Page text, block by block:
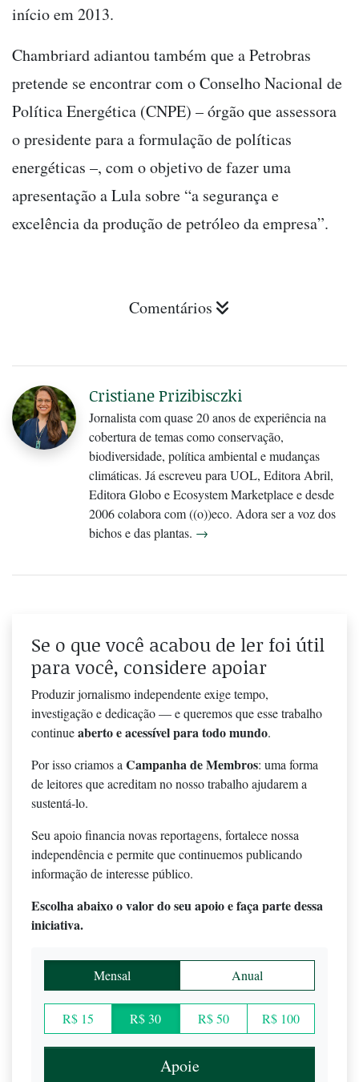
início em 2013.
Chambriard adiantou também que a Petrobras
pretende se encontrar com o Conselho Nacional de
Política Energética (CNPE) – órgão que assessora
o presidente para a formulação de políticas
energéticas –, com o objetivo de fazer uma
apresentação a Lula sobre “a segurança e
excelência da produção de petróleo da empresa”.
Comentários
Cristiane Prizibisczki
Jornalista com quase 20 anos de experiência na
cobertura de temas como conservação,
biodiversidade, política ambiental e mudanças
climáticas. Já escreveu para UOL, Editora Abril,
Editora Globo e Ecosystem Marketplace e desde
2006 colabora com ((o))eco. Adora ser a voz dos
bichos e das plantas. →
Se o que você acabou de ler foi útil
para você, considere apoiar
Produzir jornalismo independente exige tempo,
investigação e dedicação — e queremos que esse trabalho
continueaberto e acessível para todo mundo.
Por isso criamos a Campanha de Membros: uma forma
de leitores que acreditam no nosso trabalho ajudarem a
sustentá-lo.
Seu apoio financia novas reportagens, fortalece nossa
independência e permite que continuemos publicando
informação de interesse público.
Escolha abaixo o valor do seu apoio e faça parte dessa
iniciativa.
Mensal Anual
R$ 15 R$ 30 R$ 50 R$ 100
Apoie